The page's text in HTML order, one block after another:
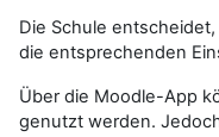
Die Schule
die entsprechenden
Über die Moodle-App
genutzt werden.